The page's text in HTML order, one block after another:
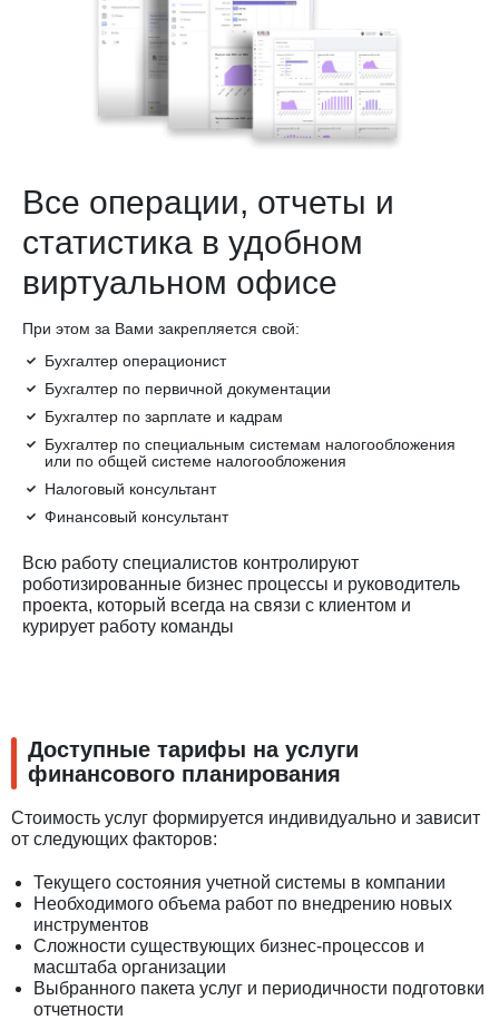
Все операции, отчеты и
статистика в удобном
виртуальном офисе
При этом за Вами закрепляется свой:
Бухгалтер операционист
Бухгалтер по первичной документации
Бухгалтер по зарплате и кадрам
Бухгалтер по специальным системам налогообложения
или по общей системе налогообложения
Налоговый консультант
Финансовый консультант
Всю работу специалистов контролируют
роботизированные бизнес процессы и руководитель
проекта, который всегда на связи с клиентом и
курирует работу команды
Доступные тарифы на услуги
финансового планирования
Стоимость услуг формируется индивидуально и зависит
от следующих факторов:
Текущего состояния учетной системы в компании
Необходимого объема работ по внедрению новых
инструментов
Сложности существующих бизнес-процессов и
масштаба организации
Выбранного пакета услуг и периодичности подготовки
отчетности